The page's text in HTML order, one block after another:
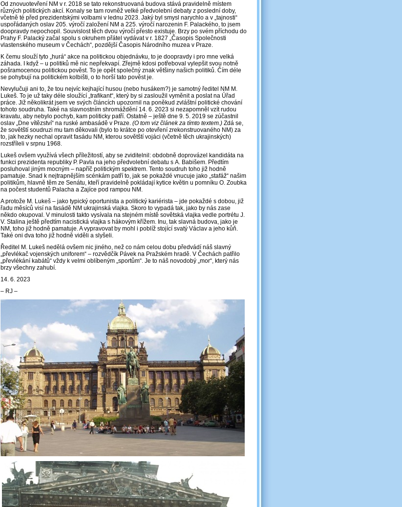
Od znovuotevření NM v r. 2018 se tato rekonstruovaná budova stává pravidelně místem
různých politických akcí. Konaly se tam rovněž velké předvolební debaty z poslední doby,
včetně té před prezidentskými volbami v lednu 2023. Jaký byl smysl narychlo a v „tajnosti“
uspořádaných oslav 205. výročí založení NM a 225. výročí narozenin F. Palackého, to jsem
doopravdy nepochopil. Souvislost těch dvou výročí přesto existuje. Brzy po svém příchodu do
Prahy F. Palacký začal spolu s okruhem přátel vydávat v r. 1827 „Časopis Společnosti
vlastenského museum v Čechách“, pozdější Časopis Národního muzea v Praze.
K čemu slouží tyto „hurá“ akce na politickou objednávku, to je doopravdy i pro mne velká
záhada. I když ‒ u politiků mě nic nepřekvapí. Zřejmě kdosi potřeboval vylepšit svou notně
pošramocenou politickou pověst. To je opět společný znak většiny našich politiků. Čím déle
se pohybují na politickém kolbišti, o to horší tato pověst je.
Nevylučuji ani to, že tou nejvíc kejhající husou (nebo husákem?) je samotný ředitel NM M.
Lukeš. To je už taky déle sloužící „trafikant“, který by si zasloužil vyměnit a poslat na Úřad
práce. Již několikrát jsem ve svých článcích upozornil na poněkud zvláštní politické chování
tohoto soudruha. Také na slavnostním shromáždění 14. 6. 2023 si nezapomněl vzít rudou
kravatu, aby nebylo pochyb, kam politicky patří. Ostatně – ještě dne 9. 5. 2019 se zúčastnil
oslav „Dne vítězství“ na ruské ambasádě v Praze. (O tom viz článek za tímto textem.) Zdá se,
že sovětští soudruzi mu tam děkovali (bylo to krátce po otevření zrekonstruovaného NM) za
to, jak hezky nechal opravit fasádu NM, kterou sovětští vojáci (včetně těch ukrajinských)
rozstříleli v srpnu 1968.
Lukeš ovšem využívá všech příležitostí, aby se zviditelnil: obdobně doprovázel kandidáta na
funkci prezidenta republiky P. Pavla na jeho předvolební debatu s A. Babišem. Předtím
posluhoval jiným mocným – napříč politickým spektrem. Tento soudruh toho již hodně
pamatuje. Snad k nejtrapnějším scénkám patří to, jak se pokaždé vnucuje jako „stafáž“ našim
politikům, hlavně těm ze Senátu, kteří pravidelně pokládají kytice květin u pomníku O. Zoubka
na počest studentů Palacha a Zajíce pod rampou NM.
A protože M. Lukeš – jako typický oportunista a politický kariérista – jde pokaždé s dobou, již
řadu měsíců visí na fasádě NM ukrajinská vlajka. Skoro to vypadá tak, jako by nás zase
někdo okupoval. V minulosti takto vysívala na stejném místě sovětská vlajka vedle portrétu J.
V. Stalina ještě předtím nacistická vlajka s hákovým křížem. Inu, tak slavná budova, jako je
NM, toho již hodně pamatuje. A vypravovat by mohl i poblíž stojící svatý Václav a jeho kůň.
Také oni dva toho již hodně viděli a slyšeli.
Ředitel M. Lukeš nedělá ovšem nic jiného, než co nám celou dobu předvádí náš slavný
„převlékač vojenských uniforem“ ‒ rozvědčík Pávek na Pražském hradě. V Čechách patřilo
„převlékání kabátů“ vždy k velmi oblíbeným „sportům“. Je to náš novodobý „mor“, který nás
brzy všechny zahubí.
14. 6. 2023
‒ RJ ‒